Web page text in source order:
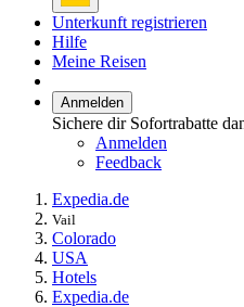
Unterkunft registrieren
Hilfe
Meine Reisen
Anmelden
Sichere dir Sofortrabatte
Anmelden
Feedback
Expedia.de
Vail
Colorado
USA
Hotels
Expedia.de